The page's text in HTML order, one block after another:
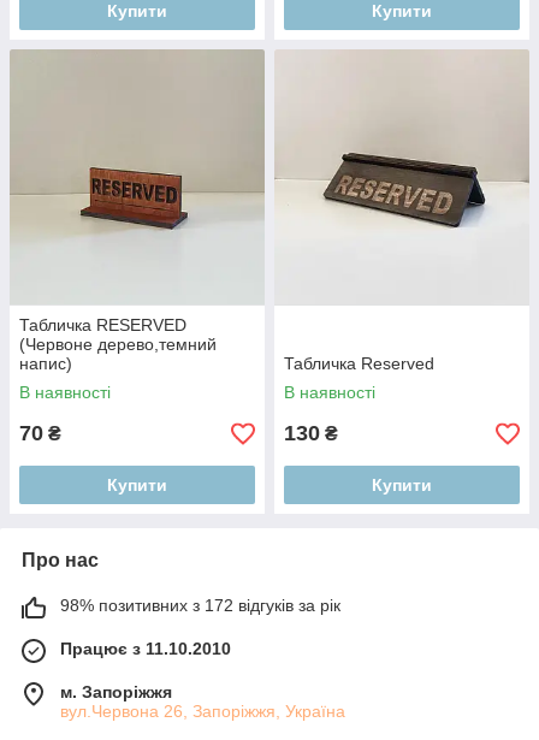
Купити Купити
Табличка RESERVED
(Червоне дерево,темний
напис)
В наявності
70 ₴
Купити
Табличка Reserved
В наявності
130 ₴
Купити
Про нас
98% позитивних з 172 відгуків за рік
Працює з 11.10.2010
м. Запоріжжя
вул.Червона 26, Запоріжжя, Україна